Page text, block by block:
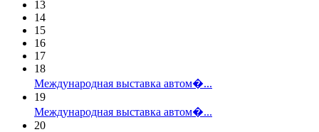
13
14
15
16
17
18
Международная выставка автом�...
19
Международная выставка автом�...
20